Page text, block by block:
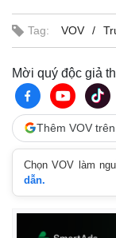
Tag: VOV
Mời quý độc giả
Thêm VOV
Chọn VOV làm
dẫn.